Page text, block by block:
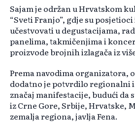
Sajam je održan u Hrvatskom
“Sveti Franjo”, gdje su
učestvovati u degustacijama,
panelima, takmičenjima i
proizvode brojnih izlagača iz
Prema navodima organizatora,
dodatno je potvrdilo regionalni
značaj manifestacije, budući da
iz Crne Gore, Srbije, Hrvatske,
zemalja regiona, javlja Fena.